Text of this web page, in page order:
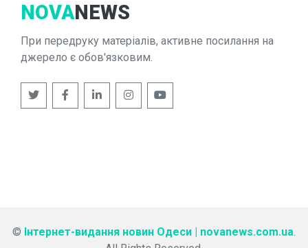
NOVANEWS
При передруку матеріалів, активне посилання на
джерело є обов'язковим.
© Інтернет-видання новин Одеси | novanews.com.ua.